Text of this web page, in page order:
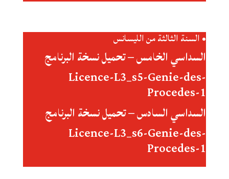
• السنة الثالثة من الليسانس
السداسي الخامس – تحميل نسخة البرنامج
Licence-L3_s5-Genie-des-
Procedes-1
السداسي السادس – تحميل نسخة البرنامج
Licence-L3_s6-Genie-des-
Procedes-1